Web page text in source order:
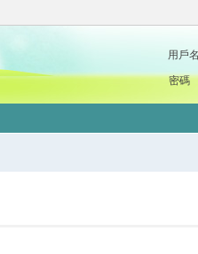
用戶名
密碼